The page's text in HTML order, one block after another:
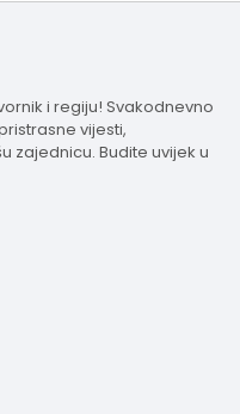
i regiju! Svakodnevno
vijesti,
zajednicu. Budite uvijek u